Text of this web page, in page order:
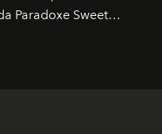
Paradoxe Sweet